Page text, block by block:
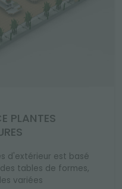
PLANTES
d'extérieur est basé
tables de formes,
variées